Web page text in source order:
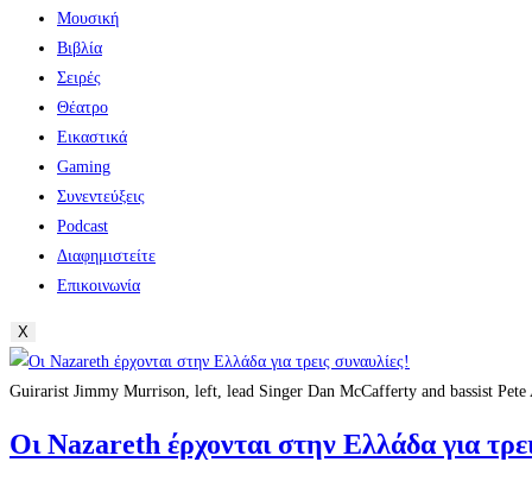
Μουσική
Βιβλία
Σειρές
Θέατρο
Εικαστικά
Gaming
Συνεντεύξεις
Podcast
Διαφημιστείτε
Επικοινωνία
X
Guirarist Jimmy Murrison, left, lead Singer Dan McCafferty and bassist
Οι Nazareth έρχονται στην Ελλάδα για